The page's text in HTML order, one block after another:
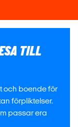
TILL
och boende för
förpliktelser.
passar era